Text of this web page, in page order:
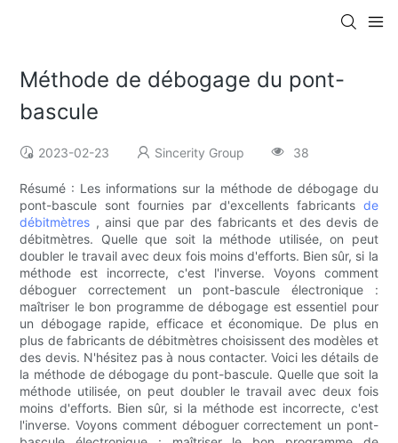
Méthode de débogage du pont-
bascule
2023-02-23 Sincerity Group 38
Résumé : Les informations sur la méthode de débogage du
pont-bascule sont fournies par d'excellents fabricants de
débitmètres , ainsi que par des fabricants et des devis de
débitmètres. Quelle que soit la méthode utilisée, on peut
doubler le travail avec deux fois moins d'efforts. Bien sûr, si la
méthode est incorrecte, c'est l'inverse. Voyons comment
déboguer correctement un pont-bascule électronique :
maîtriser le bon programme de débogage est essentiel pour
un débogage rapide, efficace et économique. De plus en
plus de fabricants de débitmètres choisissent des modèles et
des devis. N'hésitez pas à nous contacter. Voici les détails de
la méthode de débogage du pont-bascule. Quelle que soit la
méthode utilisée, on peut doubler le travail avec deux fois
moins d'efforts. Bien sûr, si la méthode est incorrecte, c'est
l'inverse. Voyons comment déboguer correctement un pont-